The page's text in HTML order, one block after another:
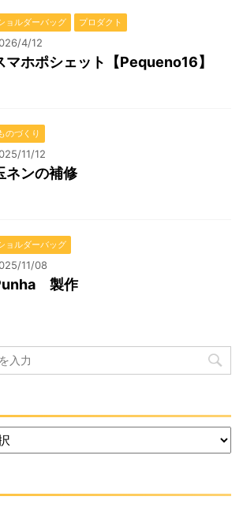
ョルダーバッグ プロダクト
4/12
マホポシェット【Pequeno16】
のづくり
11/12
ネンの補修
ョルダーバッグ
11/08
製作